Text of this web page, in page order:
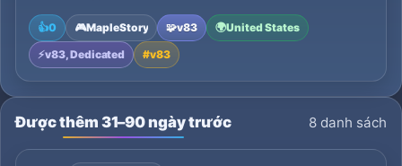
👍0 🎮MapleStory 🧩v83 🌍United States
⚡v83, Dedicated #v83
Được thêm 31–90 ngày trước 8 danh sách